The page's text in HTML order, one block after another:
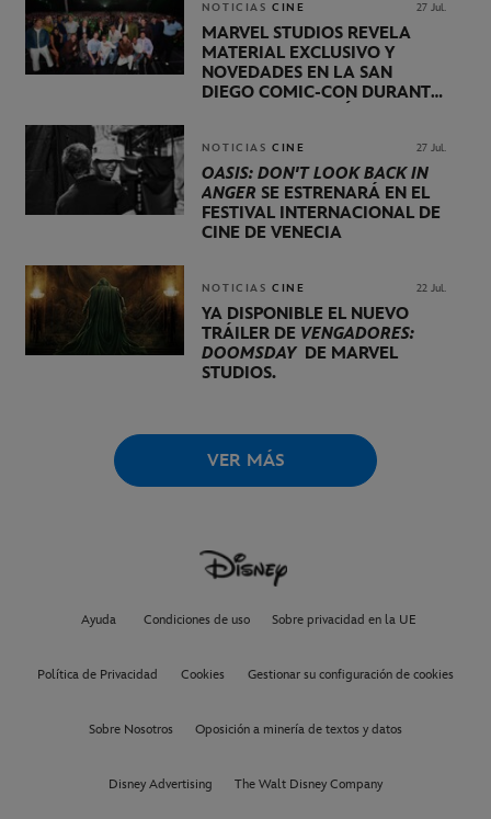
NOTICIAS CINE 27 Jul.
MARVEL STUDIOS REVELA
MATERIAL EXCLUSIVO Y
NOVEDADES EN LA SAN
DIEGO COMIC-CON DURANTE
NOTICIAS CINE 27 Jul.
OASIS: DON'T LOOK BACK IN
ANGER SE ESTRENARÁ EN EL
FESTIVAL INTERNACIONAL DE
CINE DE VENECIA
NOTICIAS CINE 22 Jul.
YA DISPONIBLE EL NUEVO
TRÁILER DE VENGADORES:
DOOMSDAYDE MARVEL
STUDIOS.
VER MÁS
Ayuda Condiciones de uso Sobre privacidad en la UE
Política de Privacidad Cookies Gestionar su configuración de cookies
Sobre Nosotros Oposición a minería de textos y datos
Disney Advertising The Walt Disney Company